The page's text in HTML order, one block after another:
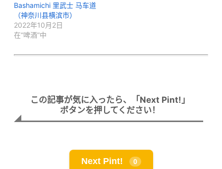
Bashamichi 里武士 马车道
（神奈川县横滨市）
2022年10月2日
在“啤酒”中
この記事が気に入ったら、「Next Pint!」
ボタンを押してください！
Next Pint! 0